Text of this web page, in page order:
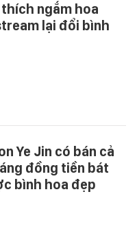
ngắm hoa
lại đổi bình
Ye Jin có bán cả
đồng tiền bát
bình hoa đẹp